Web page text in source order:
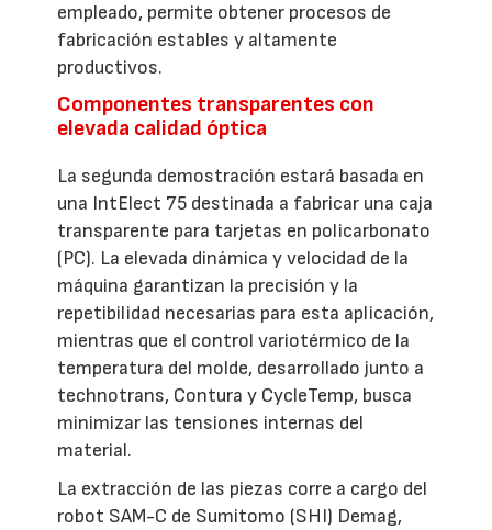
empleado, permite obtener procesos de
fabricación estables y altamente
productivos.
Componentes transparentes con
elevada calidad óptica
La segunda demostración estará basada en
una IntElect 75 destinada a fabricar una caja
transparente para tarjetas en policarbonato
(PC). La elevada dinámica y velocidad de la
máquina garantizan la precisión y la
repetibilidad necesarias para esta aplicación,
mientras que el control variotérmico de la
temperatura del molde, desarrollado junto a
technotrans, Contura y CycleTemp, busca
minimizar las tensiones internas del
material.
La extracción de las piezas corre a cargo del
robot SAM-C de Sumitomo (SHI) Demag,